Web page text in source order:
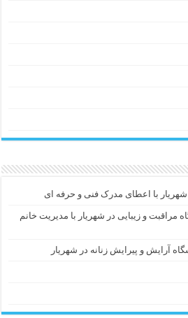
شهریار با اعطای مدرک فنی و حرفه ای
مراقبت و زیبایی در شهریار با مدیریت خانم
آرایش و پیرایش زنانه در شهریار